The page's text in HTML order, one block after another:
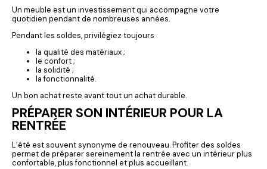
Un meuble est un investissement qui accompagne votre
quotidien pendant de nombreuses années.
Pendant les soldes, privilégiez toujours :
la qualité des matériaux ;
le confort ;
la solidité ;
la fonctionnalité.
Un bon achat reste avant tout un achat durable.
PRÉPARER SON INTÉRIEUR POUR LA
RENTRÉE
L’été est souvent synonyme de renouveau. Profiter des soldes
permet de préparer sereinement la rentrée avec un intérieur plus
confortable, plus fonctionnel et plus accueillant.